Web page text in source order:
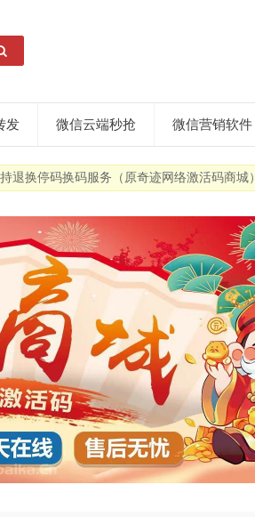
发 微信云端秒抢 微信营销软件
退换停码换码服务（原奇迹网络激活码商城）